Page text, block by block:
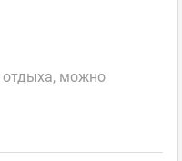
отдыха, можно